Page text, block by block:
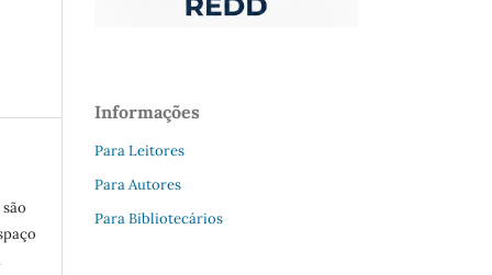
Informações
Para Leitores
Para Autores
Para Bibliotecários